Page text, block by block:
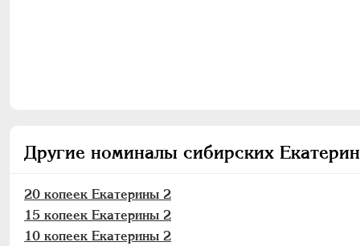
Другие номиналы сибирских
20 копеек Екатерины 2
15 копеек Екатерины 2
10 копеек Екатерины 2